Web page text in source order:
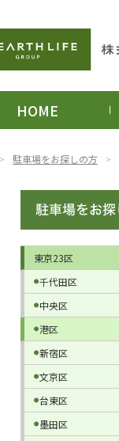
HOME
駐車場をお探しの方
東京23区
千代田区
中央区
港区
新宿区
文京区
台東区
墨田区